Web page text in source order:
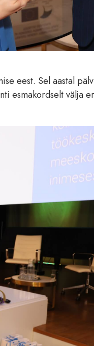
eest. Sel aastal
esmakordselt välja